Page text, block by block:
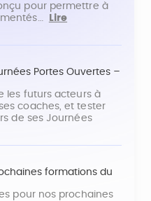
pour permettre à
Lire
Portes Ouvertes –
les futurs acteurs à
coaches, et tester
de ses Journées
formations du
pour nos prochaines